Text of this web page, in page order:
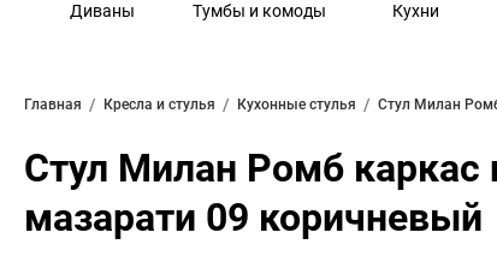
Диваны Тумбы и комоды Кухни
Главная / Кресла и стулья / Кухонные стулья /
Стул Милан Ромб каркас
мазарати 09 коричневый